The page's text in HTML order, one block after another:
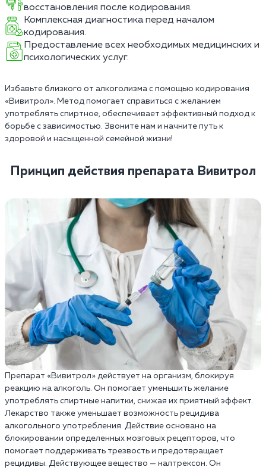
восстановления после кодирования.
Комплексная диагностика перед началом
кодирования.
Предоставление всех необходимых медицинских и
психологических услуг.
Избавьте близкого от алкоголизма с помощью кодирования
«Вивитрол». Метод помогает справиться с желанием
употреблять спиртное, обеспечивает эффективный подход к
борьбе с зависимостью. Звоните нам и начните путь к
здоровой и насыщенной семейной жизни!
Принцип действия препарата Вивитрол
Препарат «Вивитрол» действует на организм, блокируя
реакцию на алкоголь. Он помогает уменьшить желание
употреблять спиртные напитки, снижая их приятный эффект.
Лекарство также уменьшает возможность рецидива
алкогольного употребления. Действие основано на
блокировании определенных мозговых рецепторов, что
помогает поддерживать трезвость и предотвращает
рецидивы. Действующее вещество — налтрексон. Он